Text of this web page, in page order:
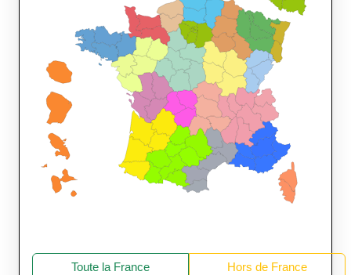
Toute la France Hors de France